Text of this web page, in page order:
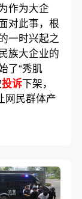
作为大企
对此事，根
一时兴起之
族大企业的
了“秀肌
投诉下架，
网民群体产